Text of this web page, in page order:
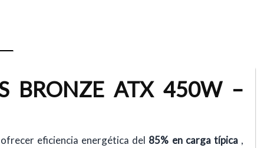
BRONZE ATX 450W –
eficiencia energética del 85% en carga típica ,